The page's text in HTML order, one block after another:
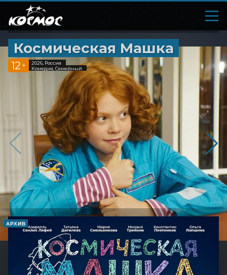
Космическая Машка
12 +
2026, Россия
Комедия, Семейный
АРХИВ